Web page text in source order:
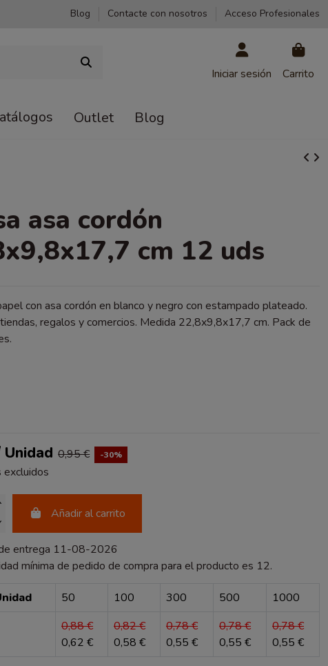
Blog Contacte con nosotros Acceso Profesionales
Iniciar sesión Carrito
Outlet Blog
asa cordón
cm 12 uds
con asa cordón en blanco y negro con estampado plateado.
regalos y comercios. Medida 22,8x9,8x17,7 cm. Pack de
Unidad 0,95 € -30%
excluidos
Añadir al carrito
entrega 11-08-2026
mínima de pedido de compra para el producto es 12.
50 100 300 500
1000
0,88 €
0,62 €
0,82 €
0,58 €
0,78 €
0,55 €
0,78 €
0,55 €
0,78 €
0,55 €